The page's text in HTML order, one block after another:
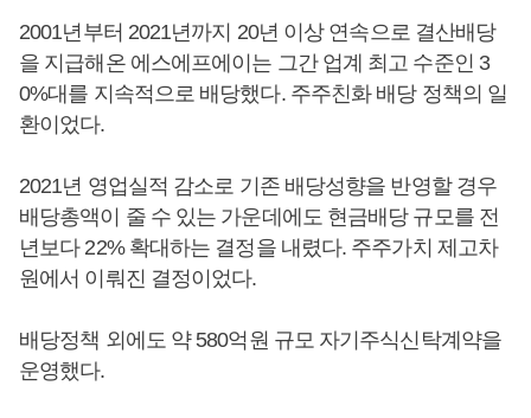
2001년부터 2021년까지 20년 이상 연속으로 결산배당
을 지급해온 에스에프에이는 그간 업계 최고 수준인 3
0%대를 지속적으로 배당했다. 주주친화 배당 정책의 일
환이었다.
2021년 영업실적 감소로 기존 배당성향을 반영할 경우
배당총액이 줄 수 있는 가운데에도 현금배당 규모를 전
년보다 22% 확대하는 결정을 내렸다. 주주가치 제고차
원에서 이뤄진 결정이었다.
배당정책 외에도 약 580억원 규모 자기주식신탁계약을
운영했다.